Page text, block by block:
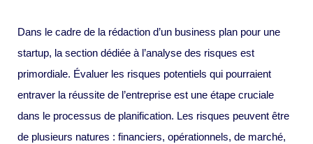
Dans le cadre de la rédaction d’un business plan pour une
startup, la section dédiée à l’analyse des risques est
primordiale. Évaluer les risques potentiels qui pourraient
entraver la réussite de l’entreprise est une étape cruciale
dans le processus de planification. Les risques peuvent être
de plusieurs natures : financiers, opérationnels, de marché,